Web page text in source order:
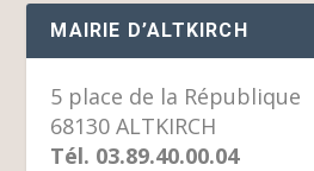
MAIRIE D’ALTKIRCH
5 place de la République
68130 ALTKIRCH
Tél. 03.89.40.00.04